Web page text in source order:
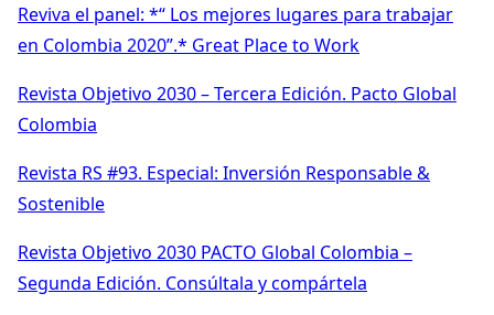
Reviva el panel: *“ Los mejores lugares para trabajar
en Colombia 2020”.* Great Place to Work
Revista Objetivo 2030 – Tercera Edición. Pacto Global
Colombia
Revista RS #93. Especial: Inversión Responsable &
Sostenible
Revista Objetivo 2030 PACTO Global Colombia –
Segunda Edición. Consúltala y compártela